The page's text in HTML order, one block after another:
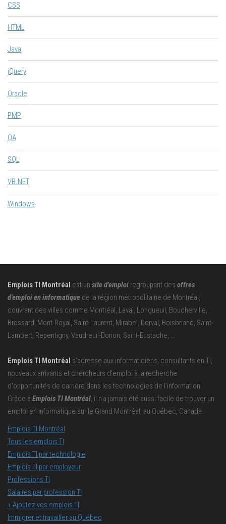
CSS
HTML
Java
jQuery
Oracle
PMP
QA
SQL
VB.NET
Windows
Emplois TI Montréal est un site d'emploiregroupant des offres
d'emploi en informatiquede la région métropolitaine de Montréal,
couvrant des villes comme Montréal, Laval, Longueuil, Boucherville,
Brossard, Mont-Royal, Saint-Laurent, Mirabel, Dorval, Boisbriand, Saint-
Lambert, Repentigny, Vaudreuil-Dorion, Saint-Eustache, …
Emplois TI Montréal s'adresse aux informaticiens, consultants en TI,
nouveaux arrivants et chercheurs d'emploi à la recherche
d'opportunités de carrière dans les technologies de l'information.
Grâce à Emplois TI Montréal, il n'a jamais été aussi facile de trouver un
emploi en informatique sur le Grand Montréal, au Québec, Canada.
Emplois TI Montréal
Tous les emplois TI
Emplois TI par technologie
Emplois TI par employeur
Professions TI
Salaires par profession TI
+ Ajoutez vos emplois TI
Immigrer et travailler au Québec